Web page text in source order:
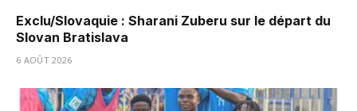
Exclu/Slovaquie : Sharani Zuberu sur le départ du
Slovan Bratislava
6 AOÛT 2026